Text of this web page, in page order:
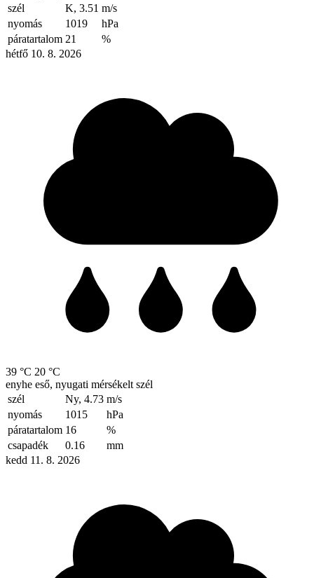
szél
K, 3.51 m/s
nyomás
1019
hPa
páratartalom 21
%
hétfő 10. 8. 2026
39 °C 20 °C
enyhe eső, nyugati mérsékelt szél
szél
Ny, 4.73 m/s
nyomás
1015
hPa
páratartalom 16
%
csapadék
0.16
mm
kedd 11. 8. 2026